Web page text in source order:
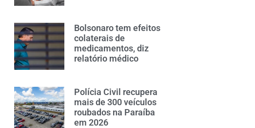
Bolsonaro tem efeitos
colaterais de
medicamentos, diz
relatório médico
Polícia Civil recupera
mais de 300 veículos
roubados na Paraíba
em 2026